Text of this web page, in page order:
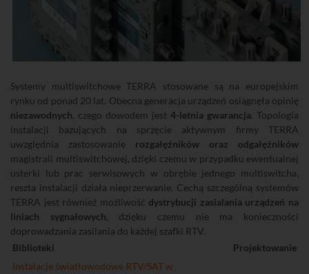
Systemy multiswitchowe TERRA stosowane są na europejskim
rynku od ponad 20 lat. Obecna generacja urządzeń osiągnęła opinię
niezawodnych, czego dowodem jest 4-letnia gwarancja. Topologia
instalacji bazujących na sprzęcie aktywnym firmy TERRA
uwzględnia zastosowanie rozgałęźników oraz odgałęźników
magistrali multiswitchowej, dzięki czemu w przypadku ewentualnej
usterki lub prac serwisowych w obrębie jednego multiswitcha,
reszta instalacji działa nieprzerwanie. Cechą szczególną systemów
TERRA jest również możliwość dystrybucji zasialania urządzeń na
liniach sygnałowych, dzięku czemu nie ma konieczności
doprowadzania zasilania do każdej szafki RTV.
Biblioteki
Projektowanie
Instalacje światłowodowe RTV/SAT w